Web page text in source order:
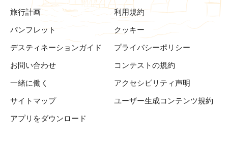
旅行計画
パンフレット
デスティネーションガイド
お問い合わせ
一緒に働く
サイトマップ
アプリをダウンロード
利用規約
クッキー
プライバシーポリシー
コンテストの規約
アクセシビリティ声明
ユーザー生成コンテンツ規約